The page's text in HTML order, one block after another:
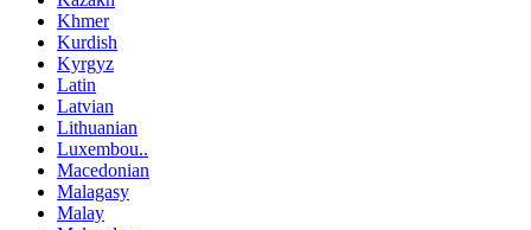
Khmer
Kurdish
Kyrgyz
Latin
Latvian
Lithuanian
Luxembou..
Macedonian
Malagasy
Malay